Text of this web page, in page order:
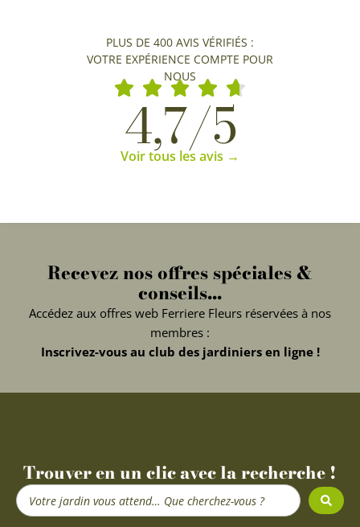
PLUS DE 400 AVIS VÉRIFIÉS :
VOTRE EXPÉRIENCE COMPTE POUR
NOUS
4,7/5
Voir tous les avis →
Recevez nos offres spéciales &
conseils...
Accédez aux offres web Ferriere Fleurs réservées à nos
membres :
Inscrivez-vous au club des jardiniers en ligne !
Trouver en un clic avec la recherche !
Search
...